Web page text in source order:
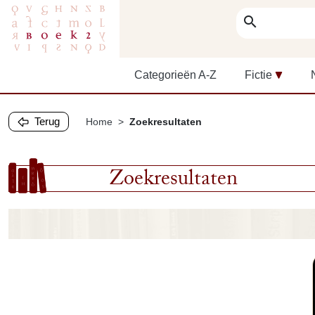
search
Categorieën A-Z Fictie
Terug Home Zoekresultaten
Zoekresultaten